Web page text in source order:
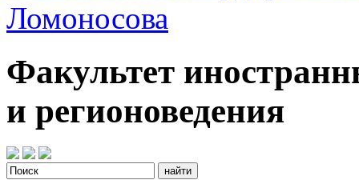
Ломоносова
Факультет
и регионоведения